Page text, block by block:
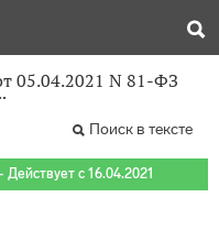
05.04.2021 N 81-ФЗ
Поиск в тексте
с 16.04.2021